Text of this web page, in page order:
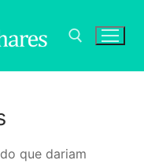
que dariam